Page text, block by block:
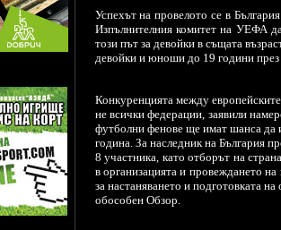
Успехът на провелото се в
Изпълнителния комитет на УЕФА
този път за девойки в същата
девойки и юноши до 19 години през
Конкуренцията между
не всички федерации, заявили
футболни фенове ще имат шанса да
година. За наследник на България
8 участника, като отборът на
в организацията и провеждането
за настаняването и подготовката
обособен Обзор.